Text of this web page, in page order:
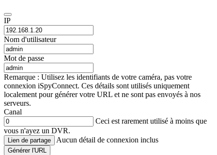
IP
Nom d'utilisateur
Mot de passe
Remarque : Utilisez les identifiants de votre caméra, pas votre
connexion iSpyConnect. Ces détails sont utilisés uniquement
localement pour générer votre URL et ne sont pas envoyés à nos
serveurs.
Canal
Ceci est rarement utilisé à moins que
vous n'ayez un DVR.
Lien de partage Aucun détail de connexion inclus
Générer l'URL